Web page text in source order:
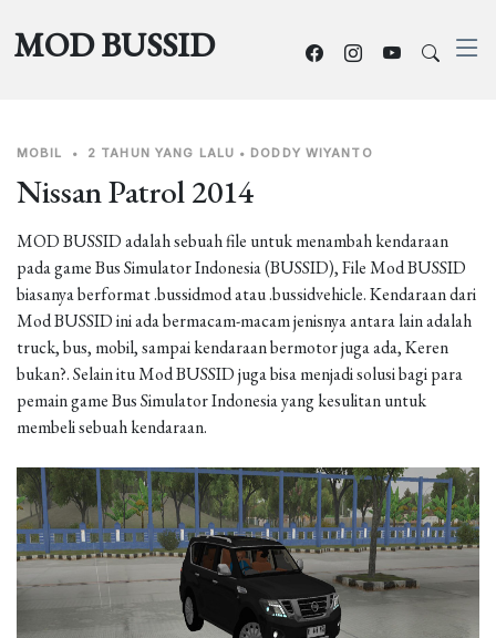
MOD BUSSID
MOBIL • 2 TAHUN YANG LALU • DODDY WIYANTO
Nissan Patrol 2014
MOD BUSSID adalah sebuah file untuk menambah kendaraan
pada game Bus Simulator Indonesia (BUSSID), File Mod BUSSID
biasanya berformat .bussidmod atau .bussidvehicle. Kendaraan dari
Mod BUSSID ini ada bermacam-macam jenisnya antara lain adalah
truck, bus, mobil, sampai kendaraan bermotor juga ada, Keren
bukan?. Selain itu Mod BUSSID juga bisa menjadi solusi bagi para
pemain game Bus Simulator Indonesia yang kesulitan untuk
membeli sebuah kendaraan.